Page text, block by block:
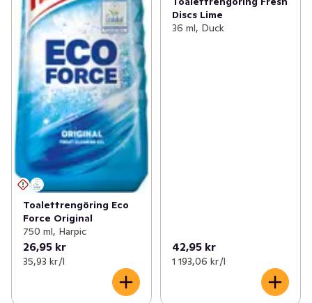
Toalettrengöring Eco
Force Original
750 ml, Harpic
26,95 kr
35,93 kr /l
Discs Lime
36 ml, Duck
42,95 kr
1 193,06 kr /l